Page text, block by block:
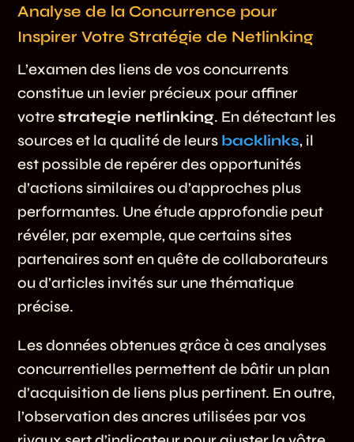
Analyse de la Concurrence pour
Inspirer Votre Stratégie de Netlinking
L’examen des liens de vos concurrents
constitue un levier précieux pour affiner
votrestrategie netlinking. En détectant les
sources et la qualité de leurs backlinks, il
est possible de repérer des opportunités
d’actions similaires ou d’approches plus
performantes. Une étude approfondie peut
révéler, par exemple, que certains sites
partenaires sont en quête de collaborateurs
ou d’articles invités sur une thématique
précise.
Les données obtenues grâce à ces analyses
concurrentielles permettent de bâtir un plan
d’acquisition de liens plus pertinent. En outre,
l’observation des ancres utilisées par vos